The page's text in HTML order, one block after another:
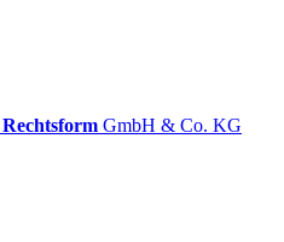
Rechtsform GmbH & Co. KG